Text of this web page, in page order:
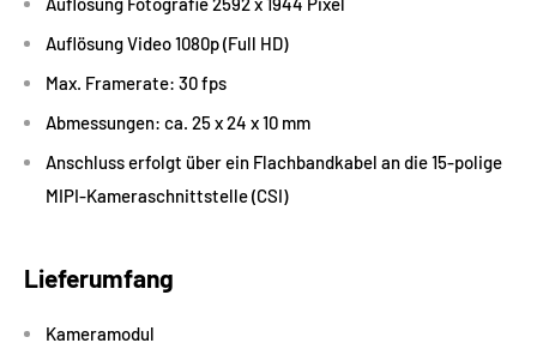
Auflösung Video 1080p (Full HD)
Max. Framerate: 30 fps
Abmessungen: ca. 25 x 24 x 10 mm
Anschluss erfolgt über ein Flachbandkabel an die 15-polige
MIPI-Kameraschnittstelle (CSI)
Lieferumfang
Kameramodul